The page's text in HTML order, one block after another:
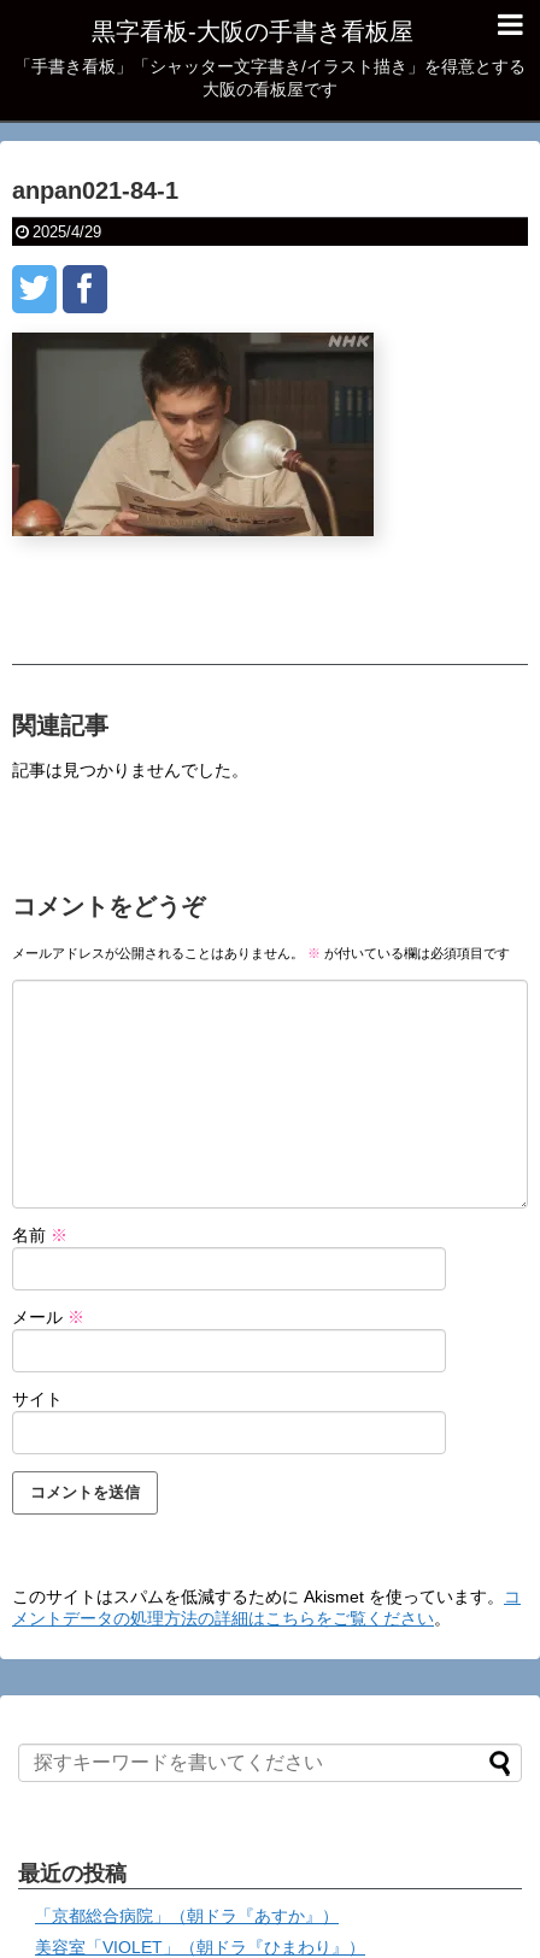
黒字看板‐大阪の手書き看板屋
「手書き看板」「シャッター文字書き/イラスト描き」を得意とする
大阪の看板屋です
anpan021-84-1
2025/4/29
関連記事
記事は見つかりませんでした。
コメントをどうぞ
メールアドレスが公開されることはありません。 ※ が付いている欄は必須項目です
名前 ※
メール ※
サイト
このサイトはスパムを低減するために Akismet を使っています。
コ
メントデータの処理方法の詳細はこちらをご覧ください。
最近の投稿
「京都総合病院」（朝ドラ『あすか』）
美容室「VIOLET」（朝ドラ『ひまわり』）